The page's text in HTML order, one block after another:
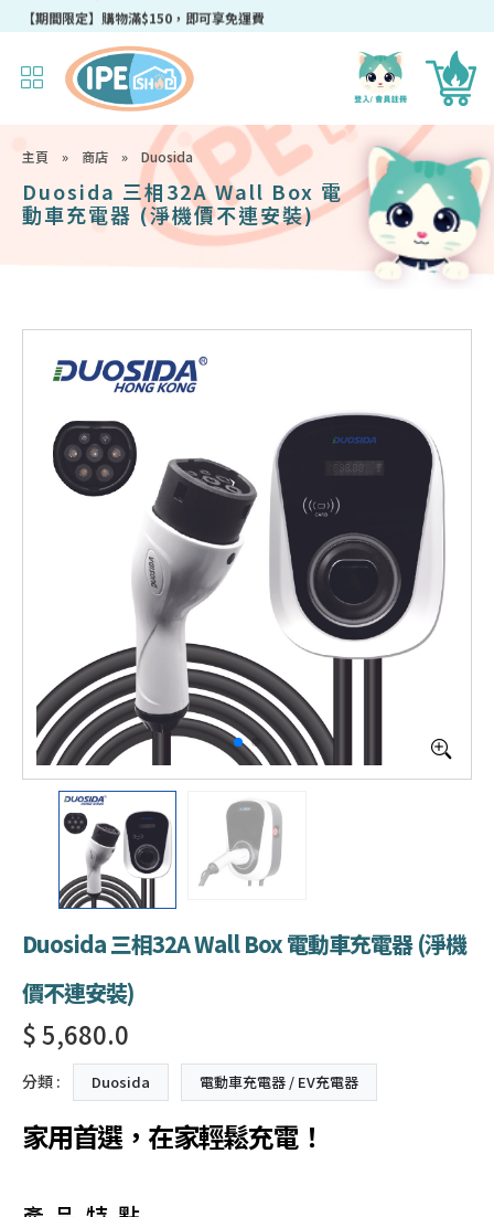
成為IPEshop會員，新會員即可獲得迎新$50購物優惠碼！
主頁 » 商店 » Duosida
Duosida 三相32A Wall Box 電
動車充電器 (淨機價不連安裝)
Duosida 三相32A Wall Box 電動車充電器 (淨機
價不連安裝)
$ 5,680.0
分類 : Duosida 電動車充電器 / EV充電器
家用首選，在家輕鬆充電！